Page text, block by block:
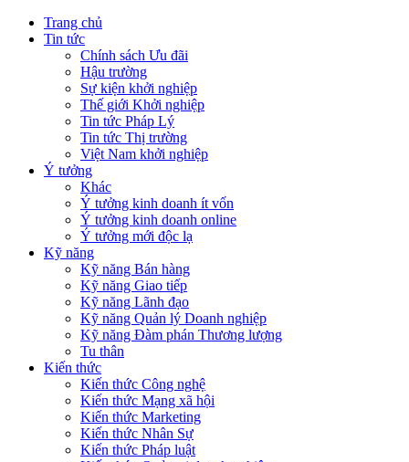
Trang chủ
Tin tức
Chính sách Ưu đãi
Hậu trường
Sự kiện khởi nghiệp
Thế giới Khởi nghiệp
Tin tức Pháp Lý
Tin tức Thị trường
Việt Nam khởi nghiệp
Ý tưởng
Khác
Ý tưởng kinh doanh ít vốn
Ý tưởng kinh doanh online
Ý tưởng mới độc lạ
Kỹ năng
Kỹ năng Bán hàng
Kỹ năng Giao tiếp
Kỹ năng Lãnh đạo
Kỹ năng Quản lý Doanh nghiệp
Kỹ năng Đàm phán Thương lượng
Tu thân
Kiến thức
Kiến thức Công nghệ
Kiến thức Mạng xã hội
Kiến thức Marketing
Kiến thức Nhân Sự
Kiến thức Pháp luật